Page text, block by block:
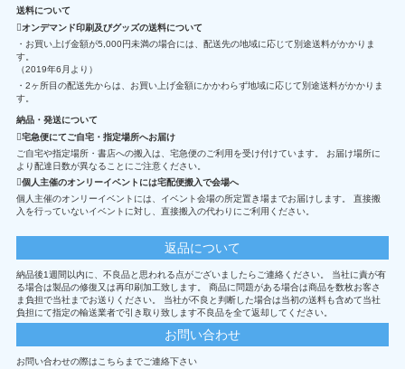
送料について
オンデマンド印刷及びグッズの送料について
・お買い上げ金額が5,000円未満の場合には、配送先の地域に応じて別途送料がかかりま
す。
（2019年6月より）
・2ヶ所目の配送先からは、お買い上げ金額にかかわらず地域に応じて別途送料がかかりま
す。
納品・発送について
宅急便にてご自宅・指定場所へお届け
ご自宅や指定場所・書店への搬入は、宅急便のご利用を受け付けています。 お届け場所に
より配達日数が異なることにご注意ください。
個人主催のオンリーイベントには宅配便搬入で会場へ
個人主催のオンリーイベントには、イベント会場の所定置き場までお届けします。 直接搬
入を行っていないイベントに対し、直接搬入の代わりにご利用ください。
返品について
納品後1週間以内に、不良品と思われる点がございましたらご連絡ください。 当社に責が有
る場合は製品の修復又は再印刷加工致します。 商品に問題がある場合は商品を数枚お客さ
ま負担で当社までお送りください。 当社が不良と判断した場合は当初の送料も含めて当社
負担にて指定の輸送業者で引き取り致します不良品を全て返却してください。
お問い合わせ
お問い合わせの際はこちらまでご連絡下さい